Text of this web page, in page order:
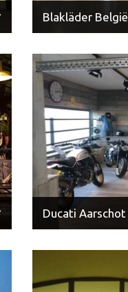
Blakläder België
Ducati Aarschot